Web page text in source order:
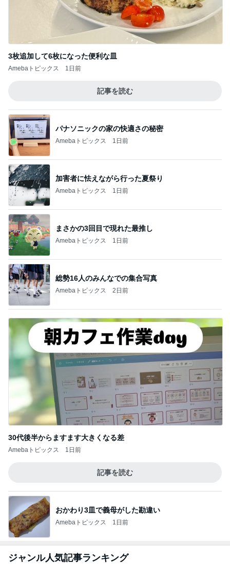
3枚追加して6枚になった便利な皿
Amebaトピックス 1日前
記事を読む
パナソニックの家の快適さの秘密
Amebaトピックス 1日前
加害者に怯えながら行った夏祭り
Amebaトピックス 1日前
まさかの3回目で現れた最推し
Amebaトピックス 1日前
総勢16人のみんなでの集合写真
Amebaトピックス 2日前
30代後半からますます大きくなる差
Amebaトピックス 1日前
記事を読む
おかわり3皿で義母がした勘違い
Amebaトピックス 1日前
ジャンル人気記事ランキング